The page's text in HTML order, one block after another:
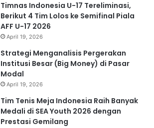
Timnas Indonesia U-17 Tereliminasi,
Berikut 4 Tim Lolos ke Semifinal Piala
AFF U-17 2026
April 19, 2026
Strategi Menganalisis Pergerakan
Institusi Besar (Big Money) di Pasar
Modal
April 19, 2026
Tim Tenis Meja Indonesia Raih Banyak
Medali di SEA Youth 2026 dengan
Prestasi Gemilang